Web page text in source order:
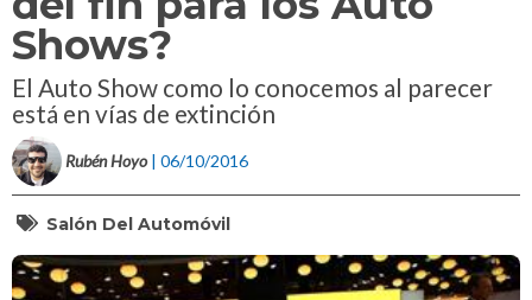
Shows?
El Auto Show como lo conocemos al parecer
está en vías de extinción
Rubén Hoyo | 06/10/2016
Salón Del Automóvil